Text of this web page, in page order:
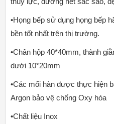
•Họng bếp sử dụng họng bếp
bền tốt nhất trên thị trường.
•Chân hộp 40*40mm, thành
dưới 10*20mm
•Các mối hàn được thực hiện
Argon bảo vệ chống Oxy hóa
•Chất liệu Inox